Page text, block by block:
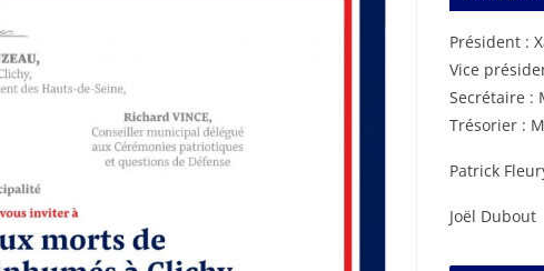
Président :
Vice
Secrétaire :
Trésorier :
Patrick
Joël Dubout